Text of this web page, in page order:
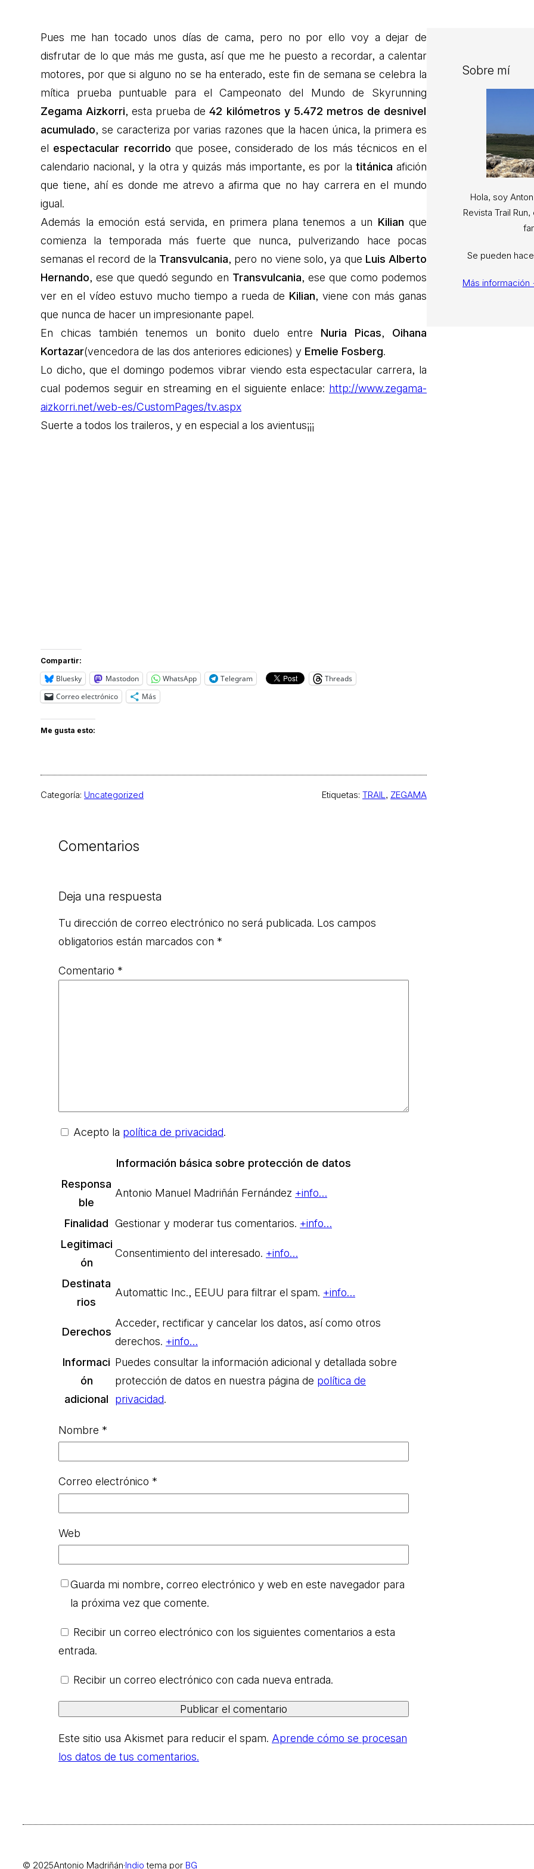
Pues me han tocado unos días de cama, pero no por ello voy a dejar de
disfrutar de lo que más me gusta, así que me he puesto a recordar, a calentar
motores, por que si alguno no se ha enterado, este fin de semana se celebra la
mítica prueba puntuable para el Campeonato del Mundo de Skyrunning
Zegama Aizkorri, esta prueba de 42 kilómetros y 5.472 metros de desnivel
acumulado, se caracteriza por varias razones que la hacen única, la primera es
el espectacular recorrido que posee, considerado de los más técnicos en el
calendario nacional, y la otra y quizás más importante, es por la titánica afición
que tiene, ahí es donde me atrevo a afirma que no hay carrera en el mundo
igual.
Además la emoción está servida, en primera plana tenemos a un Kilian que
comienza la temporada más fuerte que nunca, pulverizando hace pocas
semanas el record de la Transvulcania, pero no viene solo, ya que Luis Alberto
Hernando, ese que quedó segundo en Transvulcania, ese que como podemos
ver en el vídeo estuvo mucho tiempo a rueda de Kilian, viene con más ganas
que nunca de hacer un impresionante papel.
En chicas también tenemos un bonito duelo entre Nuria Picas, Oihana
Kortazar(vencedora de las dos anteriores ediciones) y Emelie Fosberg.
Lo dicho, que el domingo podemos vibrar viendo esta espectacular carrera, la
cual podemos seguir en streaming en el siguiente enlace: http://www.zegama-
aizkorri.net/web-es/CustomPages/tv.aspx
Suerte a todos los traileros, y en especial a los avientus¡¡¡
Compartir:
Bluesky Mastodon WhatsApp Telegram
Threads
Correo electrónico
Más
Me gusta esto:
Categoría: Uncategorized Etiquetas: TRAIL , ZEGAMA
Comentarios
Deja una respuesta
Tu dirección de correo electrónico no será publicada. Los campos
obligatorios están marcados con *
Comentario *
Acepto la política de privacidad.
Información básica sobre protección de datos
Responsa
ble
Antonio Manuel Madriñán Fernández +info…
Finalidad Gestionar y moderar tus comentarios. +info…
Legitimaci
ón
Consentimiento del interesado. +info…
Destinata
rios
Automattic Inc., EEUU para filtrar el spam. +info…
Derechos
Acceder, rectificar y cancelar los datos, así como otros
derechos. +info…
Informaci
ón
adicional
Puedes consultar la información adicional y detallada sobre
protección de datos en nuestra página de política de
privacidad.
Nombre *
Correo electrónico *
Web
Guarda mi nombre, correo electrónico y web en este navegador para
la próxima vez que comente.
Recibir un correo electrónico con los siguientes comentarios a esta
entrada.
Recibir un correo electrónico con cada nueva entrada.
Este sitio usa Akismet para reducir el spam. Aprende cómo se procesan
los datos de tus comentarios.
Sobre mí
Hola, soy
Revista Trail
Se pueden
Más
© 2025Antonio Madriñán·Indio tema por BG